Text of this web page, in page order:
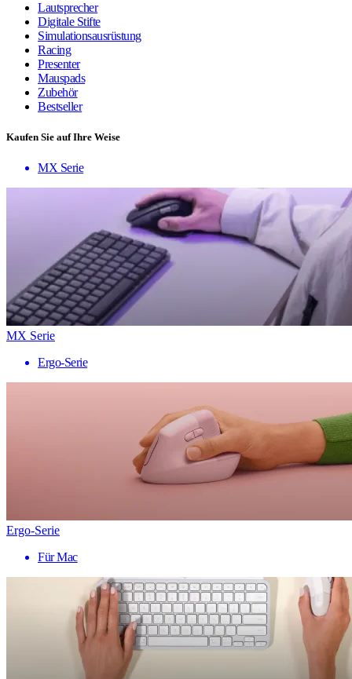
Lautsprecher
Digitale Stifte
Simulationsausrüstung
Racing
Presenter
Mauspads
Zubehör
Bestseller
Kaufen Sie auf Ihre Weise
MX Serie
MX Serie
Ergo-Serie
Ergo-Serie
Für Mac